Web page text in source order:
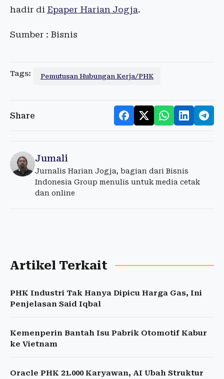
hadir di Epaper Harian Jogja.
Sumber : Bisnis
Tags: Pemutusan Hubungan Kerja/PHK
Share
Jumali
Jurnalis Harian Jogja, bagian dari Bisnis
Indonesia Group menulis untuk media cetak
dan online
Artikel Terkait
PHK Industri Tak Hanya Dipicu Harga Gas, Ini
Penjelasan Said Iqbal
Kemenperin Bantah Isu Pabrik Otomotif Kabur
ke Vietnam
Oracle PHK 21.000 Karyawan, AI Ubah Struktur